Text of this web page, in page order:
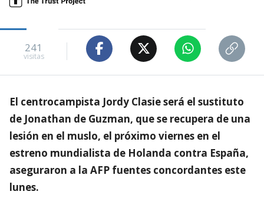
241
visitas
El centrocampista Jordy Clasie será el sustituto
de Jonathan de Guzman, que se recupera de una
lesión en el muslo, el próximo viernes en el
estreno mundialista de Holanda contra España,
aseguraron a la AFP fuentes concordantes este
lunes.